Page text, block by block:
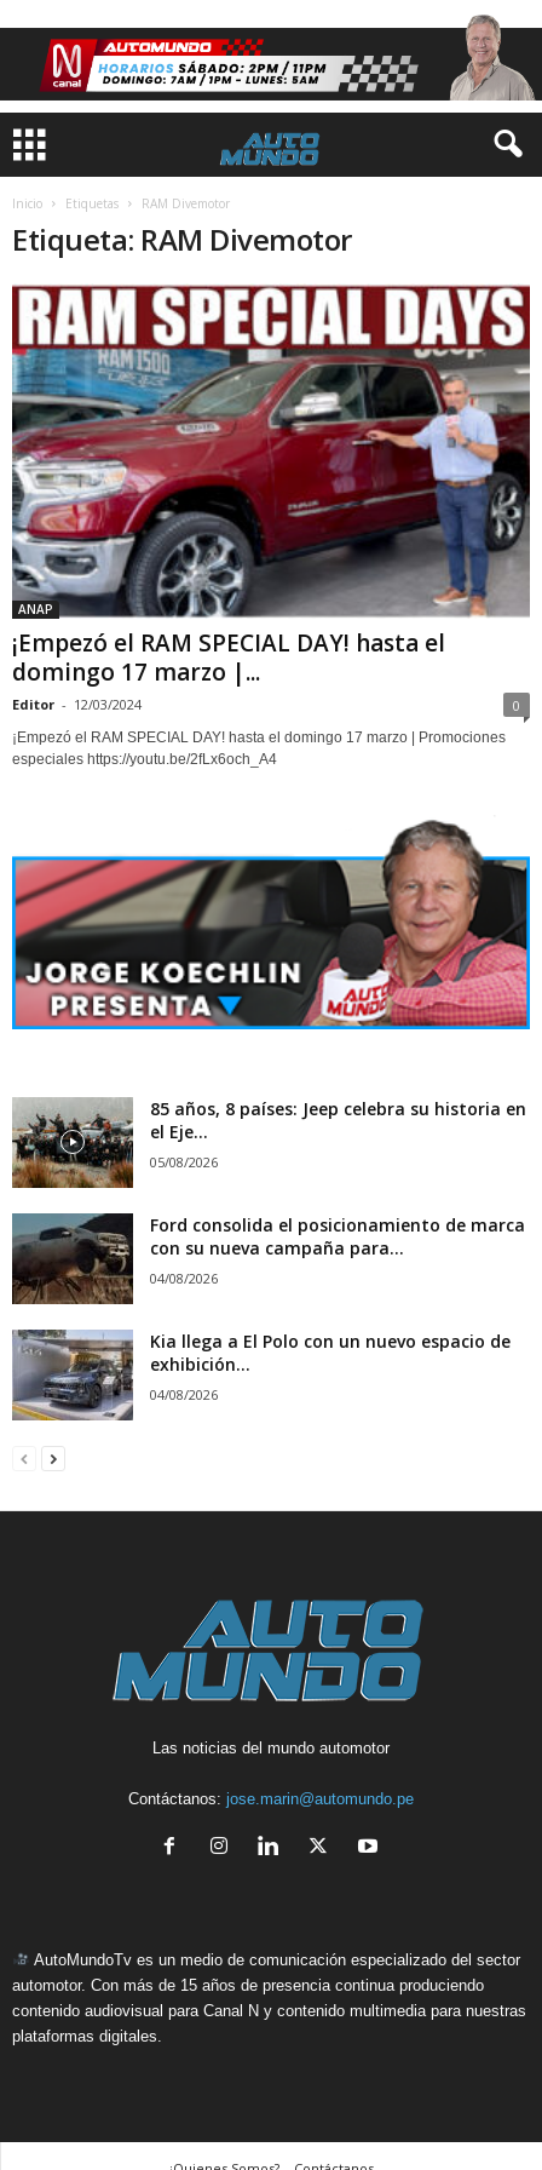
Inicio Etiquetas RAM Divemotor
Etiqueta: RAM Divemotor
ANAP
¡Empezó el RAM SPECIAL DAY! hasta el
domingo 17 marzo |...
Editor - 12/03/2024 0
¡Empezó el RAM SPECIAL DAY! hasta el domingo 17 marzo | Promociones
especiales https://youtu.be/2fLx6och_A4
85 años, 8 países: Jeep celebra su historia en
el Eje...
05/08/2026
Ford consolida el posicionamiento de marca
con su nueva campaña para...
04/08/2026
Kia llega a El Polo con un nuevo espacio de
exhibición...
04/08/2026
Las noticias del mundo automotor
Contáctanos: jose.marin@automundo.pe
AutoMundoTv es un medio de comunicación especializado del sector
automotor. Con más de 15 años de presencia continua produciendo
contenido audiovisual para Canal N y contenido multimedia para nuestras
plataformas digitales.